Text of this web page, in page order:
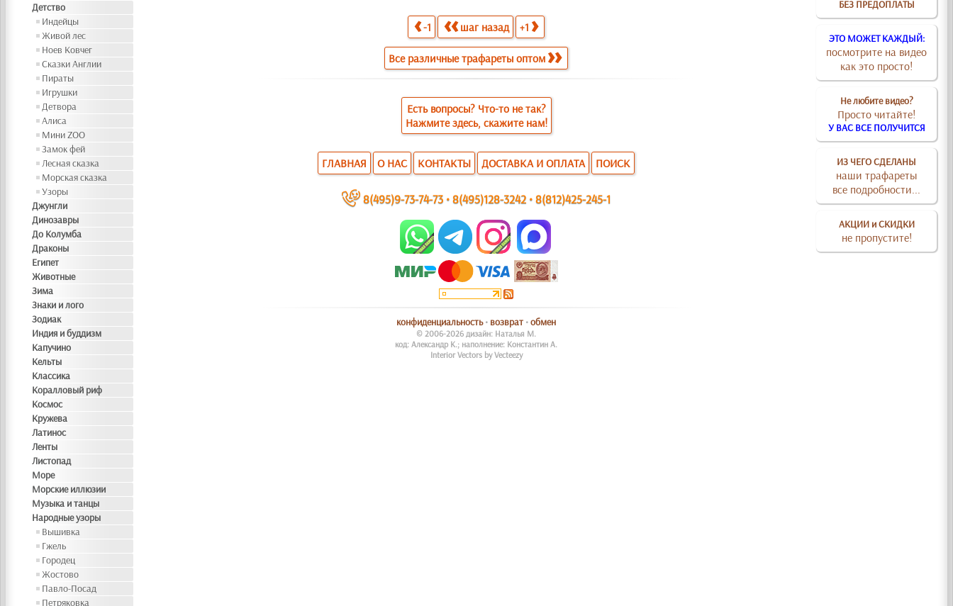
Детство
Индейцы
Живой лес
Ноев Ковчег
Сказки Англии
Пираты
Игрушки
Детвора
Алиса
Мини ZOO
Замок фей
Лесная сказка
Морская сказка
Узоры
Джунгли
Динозавры
До Колумба
Драконы
Египет
Животные
Зима
Знаки и лого
Зодиак
Индия и буддизм
Капучино
Кельты
Классика
Коралловый риф
Космос
Кружева
Латинос
Ленты
Листопад
Море
Морские иллюзии
Музыка и танцы
Народные узоры
Вышивка
Гжель
Городец
Жостово
Павло-Посад
Петряковка
БЕЗ ПРЕДОПЛАТЫ
ЭТО МОЖЕТ КАЖДЫЙ:
посмотрите на видео
как это просто!
Не любите видео?
Просто читайте!
У ВАС ВСЕ ПОЛУЧИТСЯ
ИЗ ЧЕГО СДЕЛАНЫ
наши трафареты
все подробности...
АКЦИИ и СКИДКИ
не пропустите!
-1 шаг назад +1
Все различные трафареты оптом
Есть вопросы? Что-то не так?
Нажмите здесь, скажите нам!
ГЛАВНАЯ О НАС КОНТАКТЫ ДОСТАВКА И ОПЛАТА ПОИСК
~ 8(495)9-73-74-73 •8(495)128-3242 •8(812)425-245-1
конфиденциальность• возврат •обмен
© 2006-2026 дизайн: Наталья М.
код: Александр К.; наполнение: Константин А.
Interior Vectors by Vecteezy